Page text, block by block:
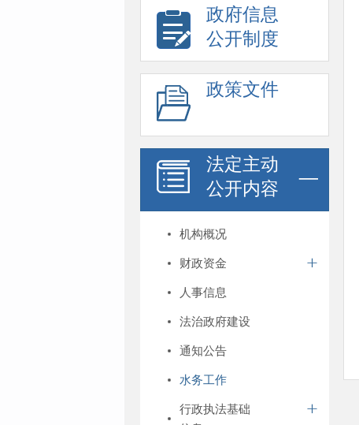
政府信息
公开制度
政策文件
法定主动
公开内容
机构概况
财政资金
人事信息
法治政府建设
通知公告
水务工作
行政执法基础